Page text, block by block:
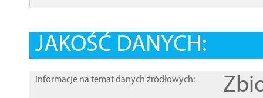
JAKOŚĆ DANYCH:
Informacje na temat danych źródłowych: